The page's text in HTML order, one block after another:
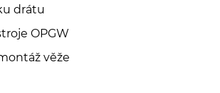
drátu
OPGW
věže